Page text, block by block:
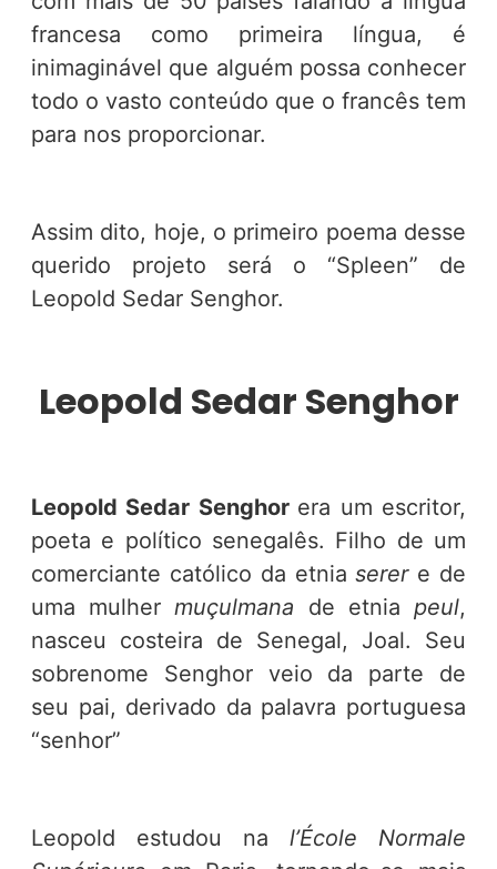
francesa como primeira língua, é
inimaginável que alguém possa conhecer
todo o vasto conteúdo que o francês tem
para nos proporcionar.
Assim dito, hoje, o primeiro poema desse
querido projeto será o “Spleen” de
Leopold Sedar Senghor.
Leopold Sedar Senghor
Leopold Sedar Senghor era um escritor,
poeta e político senegalês. Filho de um
comerciante católico da etniaserere de
uma mulhermuçulmana de etniapeul,
nasceu costeira de Senegal, Joal. Seu
sobrenome Senghor veio da parte de
seu pai, derivado da palavra portuguesa
“senhor”
Leopold estudou na l’École Normale